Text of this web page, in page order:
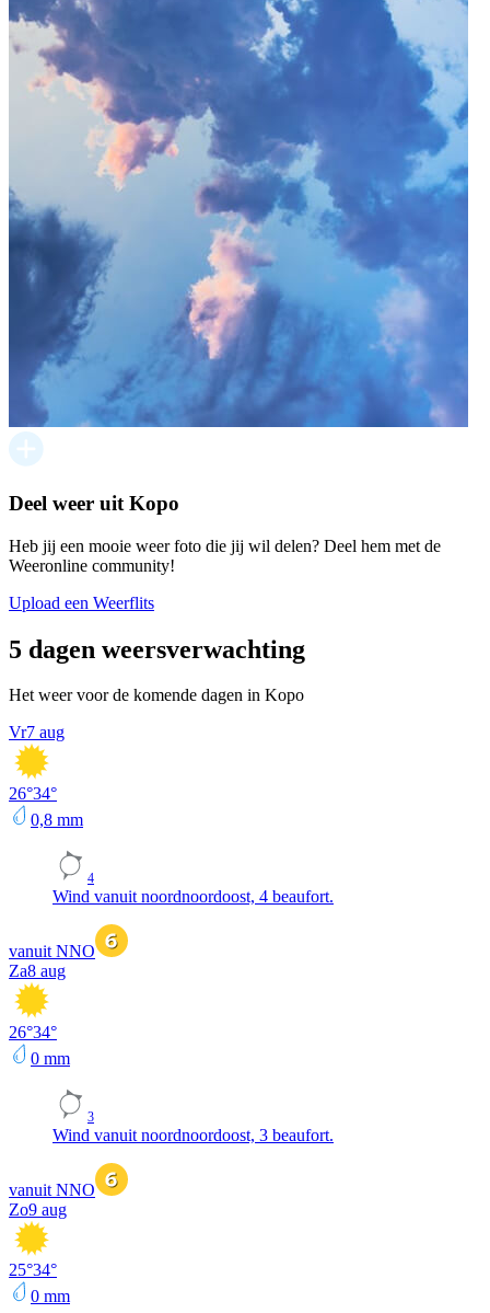
Deel weer uit Kopo
Heb jij een mooie weer foto die jij wil delen? Deel hem met de
Weeronline community!
Upload een Weerflits
5 dagen weersverwachting
Het weer voor de komende dagen in Kopo
Vr7 aug
26°34°
0,8 mm
4
Wind vanuit noordnoordoost, 4 beaufort.
vanuit NNO
Za8 aug
26°34°
0 mm
3
Wind vanuit noordnoordoost, 3 beaufort.
vanuit NNO
Zo9 aug
25°34°
0 mm